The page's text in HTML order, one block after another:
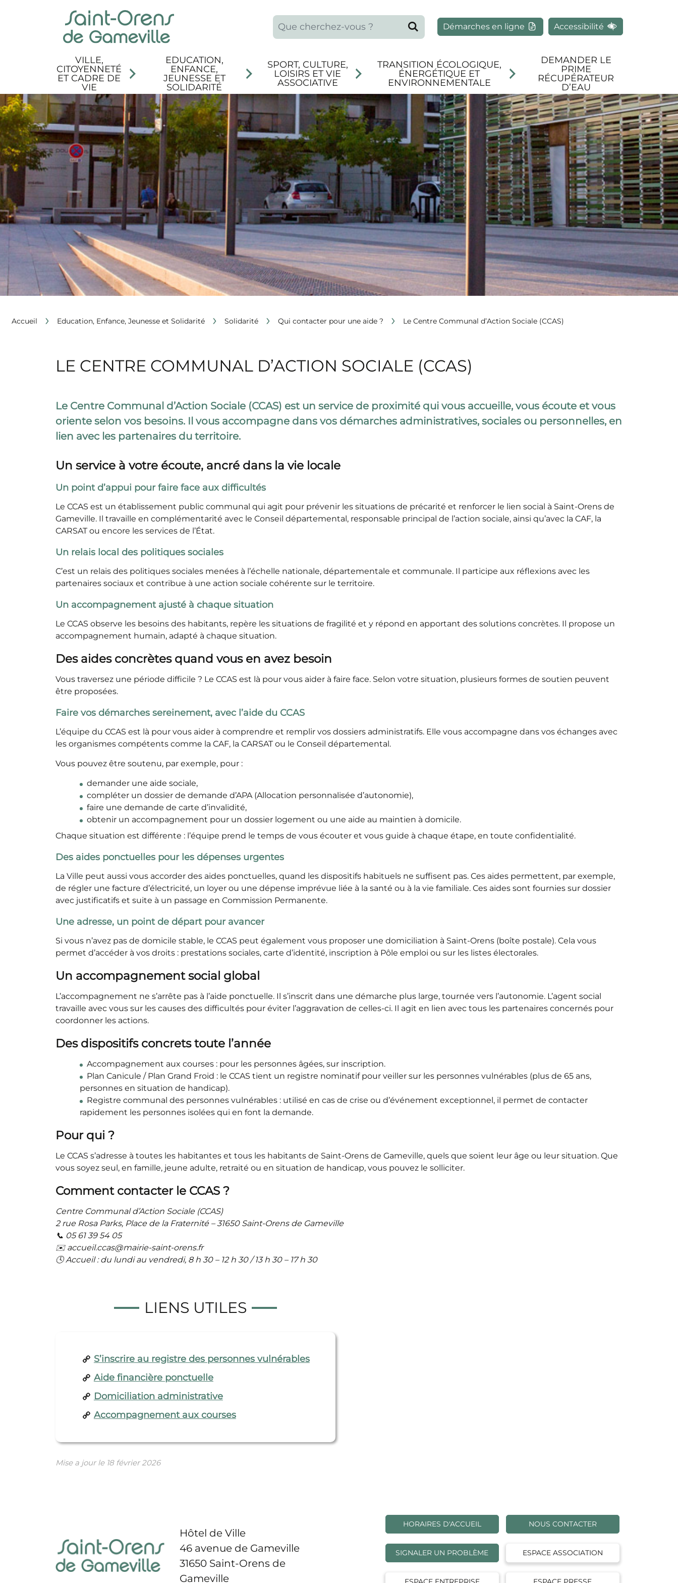
Que recherchez-vous ?
Rechercher
Démarches en ligne Accessibilité
VILLE,
CITOYENNETÉ
ET CADRE DE
VIE
EDUCATION,
ENFANCE,
JEUNESSE ET
SOLIDARITÉ
SPORT, CULTURE,
LOISIRS ET VIE
ASSOCIATIVE
TRANSITION ÉCOLOGIQUE,
ÉNERGÉTIQUE ET
ENVIRONNEMENTALE
DEMANDER LE
PRIME
RÉCUPÉRATEUR
D’EAU
Accueil › Education, Enfance, Jeunesse et Solidarité › Solidarité › Qui contacter pour une aide ? › Le Centre Communal d’Action Sociale (CCAS)
LE CENTRE COMMUNAL D’ACTION SOCIALE (CCAS)
Le Centre Communal d’Action Sociale (CCAS) est un service de proximité qui vous accueille, vous écoute et vous
oriente selon vos besoins. Il vous accompagne dans vos démarches administratives, sociales ou personnelles, en
lien avec les partenaires du territoire.
Un service à votre écoute, ancré dans la vie locale
Un point d’appui pour faire face aux difficultés
Le CCAS est un établissement public communal qui agit pour prévenir les situations de précarité et renforcer le lien social à Saint-Orens de
Gameville. Il travaille en complémentarité avec le Conseil départemental, responsable principal de l’action sociale, ainsi qu’avec la CAF, la
CARSAT ou encore les services de l’État.
Un relais local des politiques sociales
C’est un relais des politiques sociales menées à l’échelle nationale, départementale et communale. Il participe aux réflexions avec les
partenaires sociaux et contribue à une action sociale cohérente sur le territoire.
Un accompagnement ajusté à chaque situation
Le CCAS observe les besoins des habitants, repère les situations de fragilité et y répond en apportant des solutions concrètes. Il propose un
accompagnement humain, adapté à chaque situation.
Des aides concrètes quand vous en avez besoin
Vous traversez une période difficile ? Le CCAS est là pour vous aider à faire face. Selon votre situation, plusieurs formes de soutien peuvent
être proposées.
Faire vos démarches sereinement, avec l’aide du CCAS
L’équipe du CCAS est là pour vous aider à comprendre et remplir vos dossiers administratifs. Elle vous accompagne dans vos échanges avec
les organismes compétents comme la CAF, la CARSAT ou le Conseil départemental.
Vous pouvez être soutenu, par exemple, pour :
demander une aide sociale,
compléter un dossier de demande d’APA (Allocation personnalisée d’autonomie),
faire une demande de carte d’invalidité,
obtenir un accompagnement pour un dossier logement ou une aide au maintien à domicile.
Chaque situation est différente : l’équipe prend le temps de vous écouter et vous guide à chaque étape, en toute confidentialité.
Des aides ponctuelles pour les dépenses urgentes
La Ville peut aussi vous accorder des aides ponctuelles, quand les dispositifs habituels ne suffisent pas. Ces aides permettent, par exemple,
de régler une facture d’électricité, un loyer ou une dépense imprévue liée à la santé ou à la vie familiale. Ces aides sont fournies sur dossier
avec justificatifs et suite à un passage en Commission Permanente.
Une adresse, un point de départ pour avancer
Si vous n’avez pas de domicile stable, le CCAS peut également vous proposer une domiciliation à Saint-Orens (boîte postale). Cela vous
permet d’accéder à vos droits : prestations sociales, carte d’identité, inscription à Pôle emploi ou sur les listes électorales.
Un accompagnement social global
L’accompagnement ne s’arrête pas à l’aide ponctuelle. Il s’inscrit dans une démarche plus large, tournée vers l’autonomie. L’agent social
travaille avec vous sur les causes des difficultés pour éviter l’aggravation de celles-ci. Il agit en lien avec tous les partenaires concernés pour
coordonner les actions.
Des dispositifs concrets toute l’année
Accompagnement aux courses : pour les personnes âgées, sur inscription.
Plan Canicule / Plan Grand Froid : le CCAS tient un registre nominatif pour veiller sur les personnes vulnérables (plus de 65 ans,
personnes en situation de handicap).
Registre communal des personnes vulnérables : utilisé en cas de crise ou d’événement exceptionnel, il permet de contacter
rapidement les personnes isolées qui en font la demande.
Pour qui ?
Le CCAS s’adresse à toutes les habitantes et tous les habitants de Saint-Orens de Gameville, quels que soient leur âge ou leur situation. Que
vous soyez seul, en famille, jeune adulte, retraité ou en situation de handicap, vous pouvez le solliciter.
Comment contacter le CCAS ?
Centre Communal d’Action Sociale (CCAS)
2 rue Rosa Parks, Place de la Fraternité – 31650 Saint-Orens de Gameville
📞 05 61 39 54 05
✉️ accueil.ccas@mairie-saint-orens.fr
🕓 Accueil : du lundi au vendredi, 8 h 30 – 12 h 30 / 13 h 30 – 17 h 30
LIENS UTILES
S’inscrire au registre des personnes vulnérables
Aide financière ponctuelle
Domiciliation administrative
Accompagnement aux courses
Mise a jour le 18 février 2026
Hôtel de Ville
46 avenue de Gameville
31650 Saint-Orens de
Gameville
HORAIRES D'ACCUEIL NOUS CONTACTER
SIGNALER UN PROBLÈME ESPACE ASSOCIATION